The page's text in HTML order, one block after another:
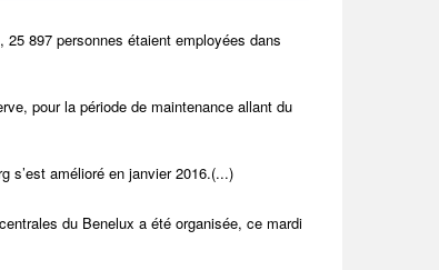
897 personnes étaient employées dans
pour la période de maintenance allant du
s’est amélioré en janvier 2016.(...)
du Benelux a été organisée, ce mardi